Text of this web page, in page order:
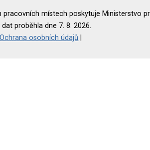
pracovních místech poskytuje Ministerstvo
proběhla dne 7. 8. 2026.
Ochrana osobních údajů